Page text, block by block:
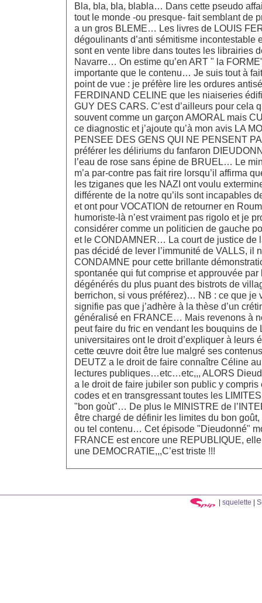
Bla, bla, bla, blabla… Dans cette pseudo
tout le monde -ou presque- fait semblant de
a un gros BLEME… Les livres de LOUIS
dégoulinants d’anti sémitisme incontestable
sont en vente libre dans toutes les librairies
Navarre… On estime qu’en ART " la
importante que le contenu… Je suis tout à
point de vue : je préfère lire les ordures
FERDINAND CELINE que les niaiseries
GUY DES CARS. C’est d’ailleurs pour cela
souvent comme un garçon AMORAL mais
ce diagnostic et j’ajoute qu’à mon avis LA
PENSEE DES GENS QUI NE PENSENT
préférer les déliriums du fanfaron
l’eau de rose sans épine de BRUEL… Le
m’a par-contre pas fait rire lorsqu’il affirma
les tziganes que les NAZI ont voulu
différente de la notre qu’ils sont incapables
et ont pour VOCATION de retourner en
humoriste-là n’est vraiment pas rigolo et je
considérer comme un politicien de gauche
et le CONDAMNER… La court de justice de
pas décidé de lever l’immunité de VALLS, il
CONDAMNE pour cette brillante
spontanée qui fut comprise et approuvée
dégénérés du plus puant des bistrots de
berrichon, si vous préférez)… NB : ce que je
signifie pas que j’adhère à la thèse d’un
généralisé en FRANCE… Mais revenons à
peut faire du fric en vendant les bouquins de
universitaires ont le droit d’expliquer à leurs
cette œuvre doit être lue malgré ses
DEUTZ a le droit de faire connaître Céline
lectures publiques…etc…etc,,, ALORS
a le droit de faire jubiler son public y
codes et en transgressant toutes les
"bon goùt"… De plus le MINISTRE de
être chargé de définir les limites du bon
ou tel contenu… Cet épisode "Dieudonné"
FRANCE est encore une REPUBLIQUE,
une DEMOCRATIE,,,C’est triste !!!
| squelette |